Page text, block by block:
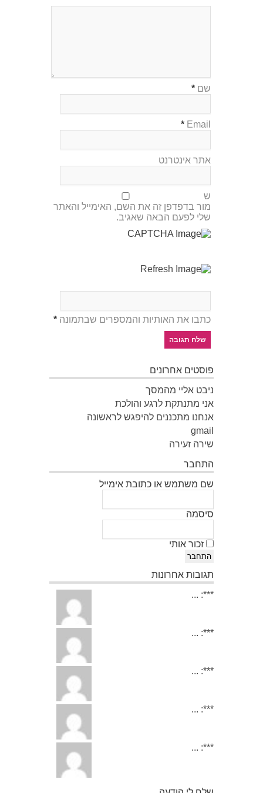
שם *
Email
*
אתר אינטרנט
ש
מור בדפדפן זה את השם, האימייל והאתר
שלי לפעם הבאה שאגיב.
כתבו את האותיות והמספרים שבתמונה *
פוסטים אחרונים
ניבט אליי מהמסך
אני מתנתקת לרגע והולכת
אנחנו מתכננים להיפגש לראשונה
gmail
שירה זעירה
התחבר
שם משתמש או כתובת אימייל
סיסמה
זכור אותי
התחבר
תגובות אחרונות
***: ...
***: ...
***: ...
***: ...
***: ...